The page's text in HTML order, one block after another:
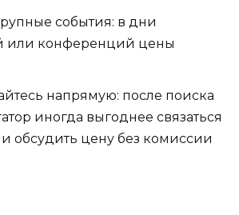
события: в дни
или конференций цены
напрямую: после поиска
иногда выгоднее связаться
обсудить цену без комиссии